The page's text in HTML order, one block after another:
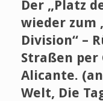
Der „Platz
wieder zum
Division“ –
Straßen per
Alicante.
Welt, Die